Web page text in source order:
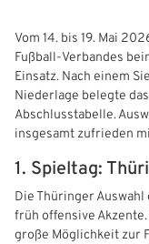
Vom 14. bis 19. Mai
Fußball‑Verbandes
Einsatz. Nach einem
Niederlage belegte das
Abschlusstabelle.
insgesamt zufrieden
1. Spieltag:
Die Thüringer
früh offensive
große Möglichkeit zur
Chronik
Ehrentafel
Karriere
Partnerschaft
Mitgliedschaft
Junioren
Juniorinnen
Kinderfußball
eSports
Schiedsrichter
Freizeit- und
DFB-Mobil
Vielfalt
Fair Play
Inklusion
Prävention
Schule und Kita
Kinder- und
DFBnet
Passwesen
Vereinsangebote
Archiv
Downloads
Datenschutz